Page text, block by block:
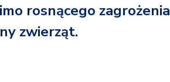
rosnącego zagrożenia
zwierząt.